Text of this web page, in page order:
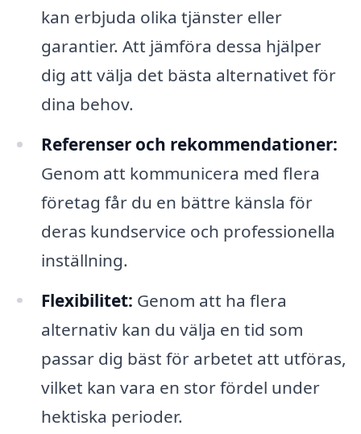
kan erbjuda olika tjänster eller
garantier. Att jämföra dessa hjälper
dig att välja det bästa alternativet för
dina behov.
Referenser och rekommendationer:
Genom att kommunicera med flera
företag får du en bättre känsla för
deras kundservice och professionella
inställning.
Flexibilitet: Genom att ha flera
alternativ kan du välja en tid som
passar dig bäst för arbetet att utföras,
vilket kan vara en stor fördel under
hektiska perioder.